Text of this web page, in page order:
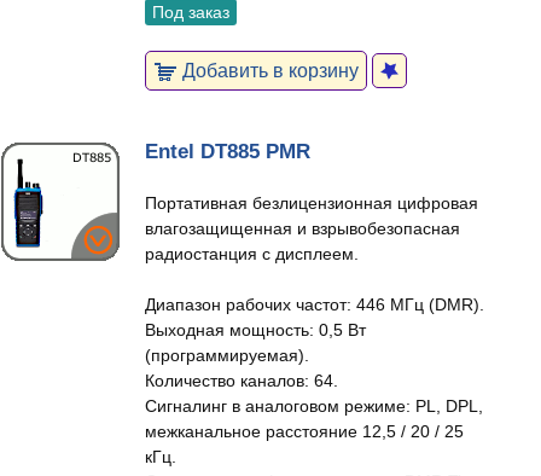
Под заказ
Добавить в корзину
Entel DT885 PMR
Портативная безлицензионная цифровая
влагозащищенная и взрывобезопасная
радиостанция с дисплеем.
Диапазон рабочих частот: 446 МГц (DMR).
Выходная мощность: 0,5 Вт
(программируемая).
Количество каналов: 64.
Сигналинг в аналоговом режиме: PL, DPL,
межканальное расстояние 12,5 / 20 / 25
кГц.